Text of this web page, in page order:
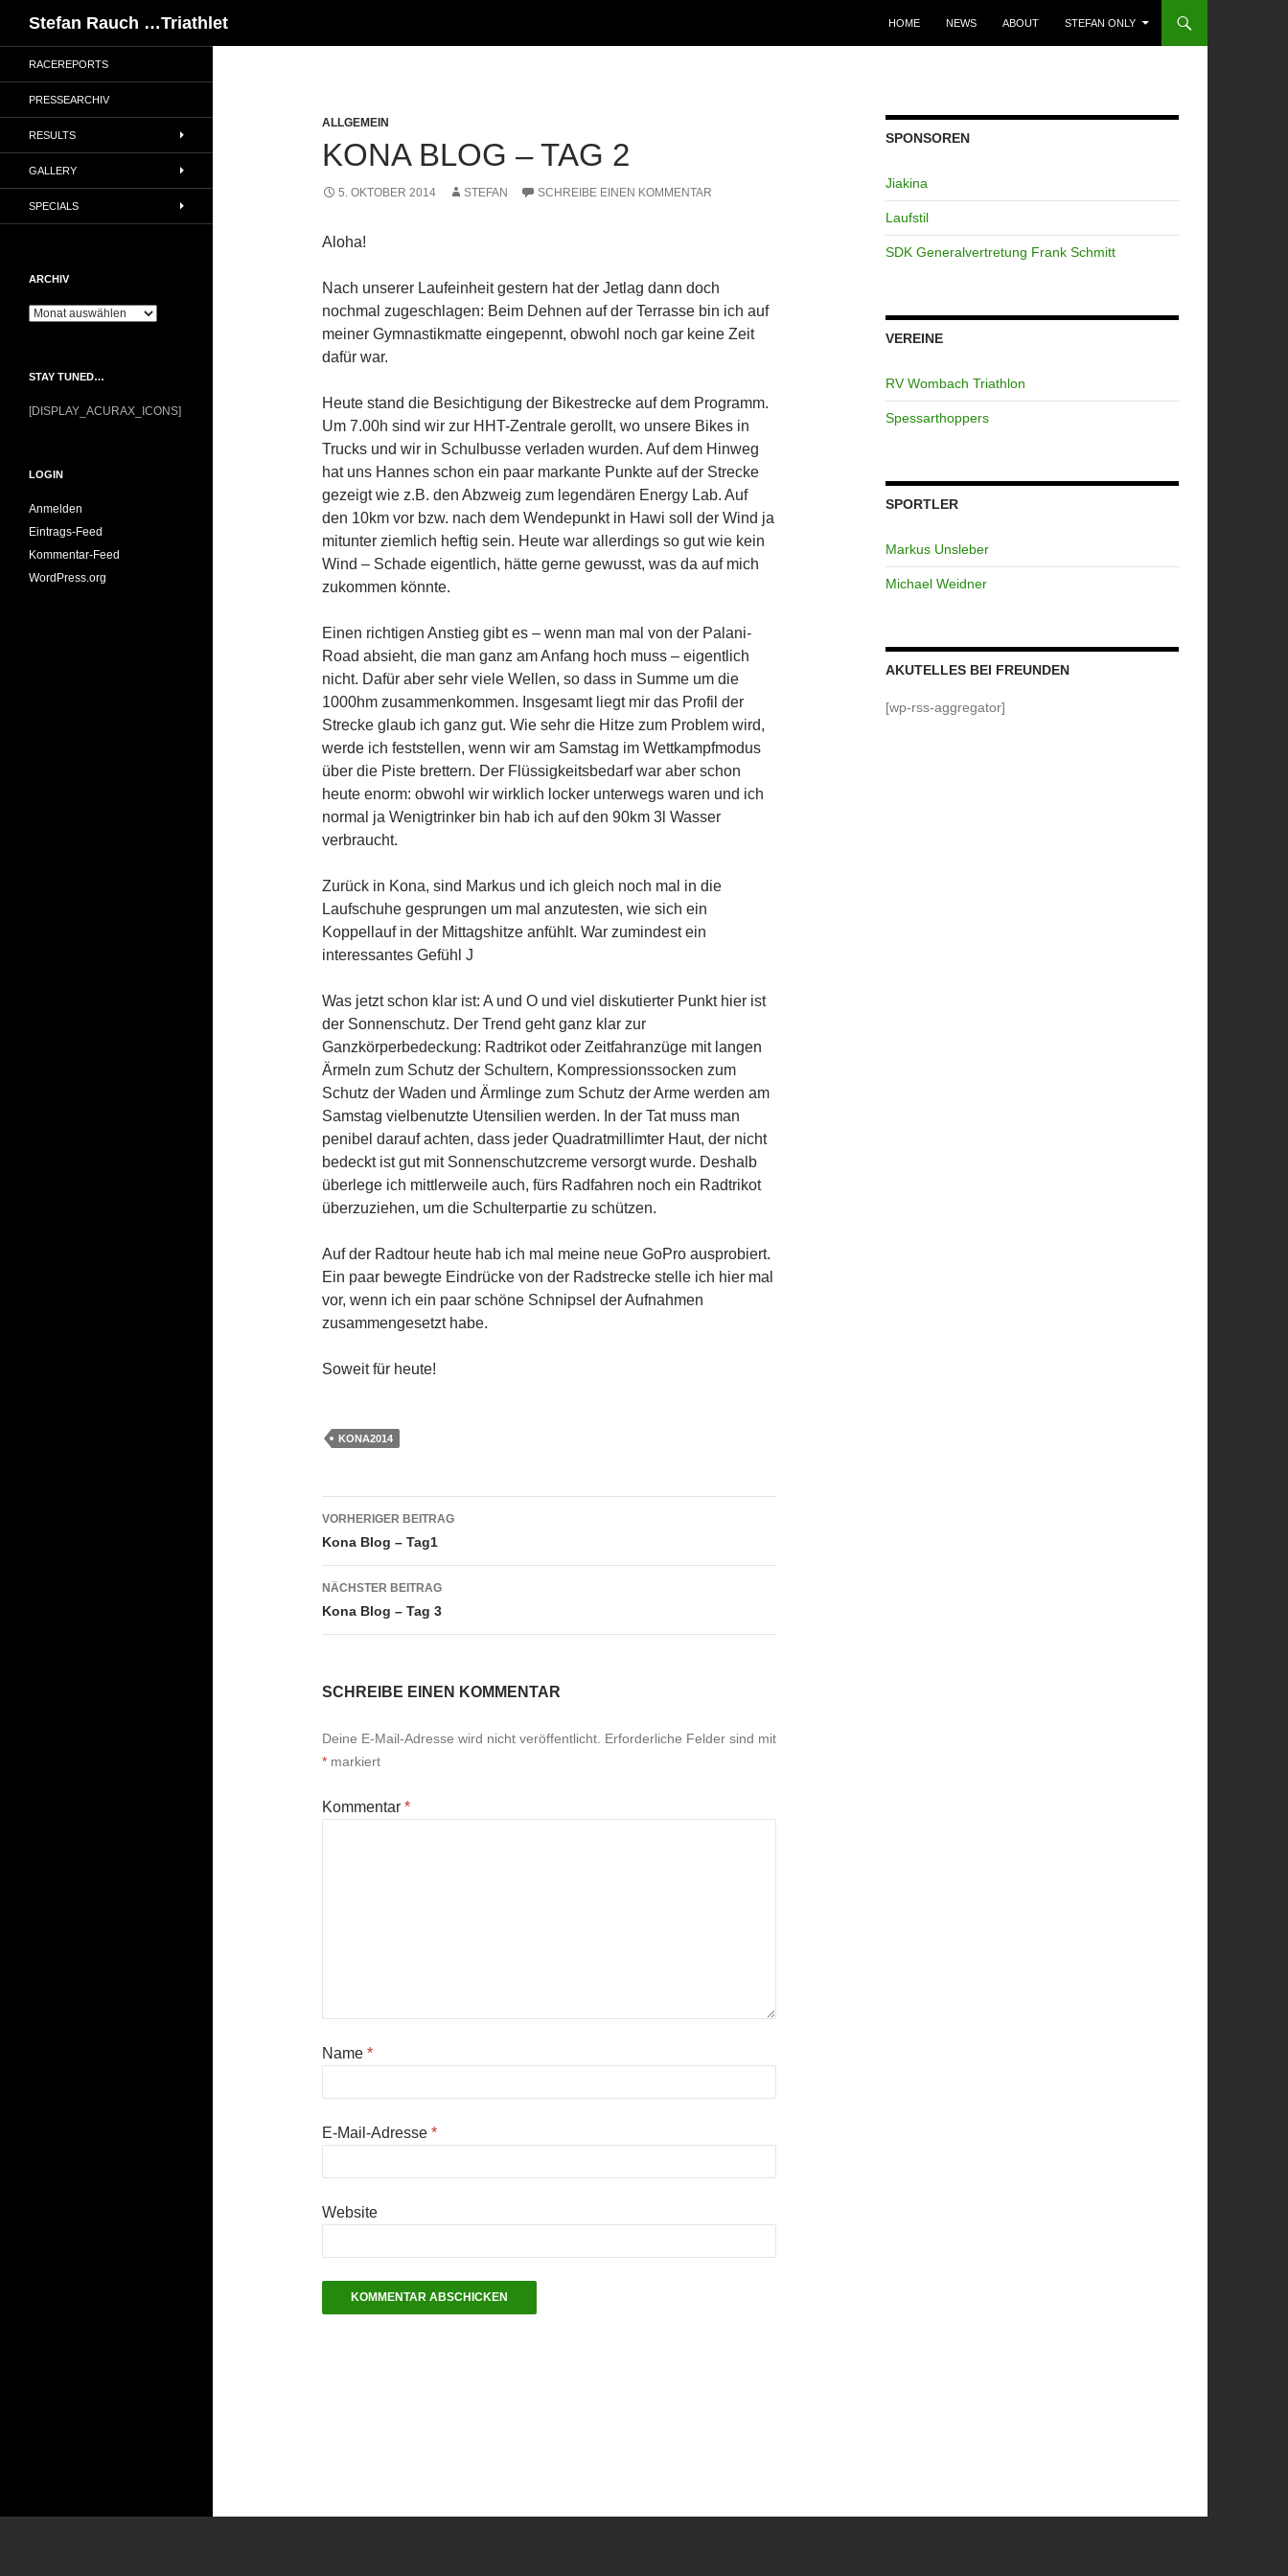
Stefan Rauch …Triathlet
HOME
NEWS ABOUT STEFAN ONLY
ALLGEMEIN
KONA BLOG – TAG 2
5. OKTOBER 2014 STEFAN SCHREIBE EINEN KOMMENTAR
Aloha!
Nach unserer Laufeinheit gestern hat der Jetlag dann doch
nochmal zugeschlagen: Beim Dehnen auf der Terrasse bin ich auf
meiner Gymnastikmatte eingepennt, obwohl noch gar keine Zeit
dafür war.
Heute stand die Besichtigung der Bikestrecke auf dem Programm.
Um 7.00h sind wir zur HHT-Zentrale gerollt, wo unsere Bikes in
Trucks und wir in Schulbusse verladen wurden. Auf dem Hinweg
hat uns Hannes schon ein paar markante Punkte auf der Strecke
gezeigt wie z.B. den Abzweig zum legendären Energy Lab. Auf
den 10km vor bzw. nach dem Wendepunkt in Hawi soll der Wind ja
mitunter ziemlich heftig sein. Heute war allerdings so gut wie kein
Wind – Schade eigentlich, hätte gerne gewusst, was da auf mich
zukommen könnte.
Einen richtigen Anstieg gibt es – wenn man mal von der Palani-
Road absieht, die man ganz am Anfang hoch muss – eigentlich
nicht. Dafür aber sehr viele Wellen, so dass in Summe um die
1000hm zusammenkommen. Insgesamt liegt mir das Profil der
Strecke glaub ich ganz gut. Wie sehr die Hitze zum Problem wird,
werde ich feststellen, wenn wir am Samstag im Wettkampfmodus
über die Piste brettern. Der Flüssigkeitsbedarf war aber schon
heute enorm: obwohl wir wirklich locker unterwegs waren und ich
normal ja Wenigtrinker bin hab ich auf den 90km 3l Wasser
verbraucht.
Zurück in Kona, sind Markus und ich gleich noch mal in die
Laufschuhe gesprungen um mal anzutesten, wie sich ein
Koppellauf in der Mittagshitze anfühlt. War zumindest ein
interessantes Gefühl J
Was jetzt schon klar ist: A und O und viel diskutierter Punkt hier ist
der Sonnenschutz. Der Trend geht ganz klar zur
Ganzkörperbedeckung: Radtrikot oder Zeitfahranzüge mit langen
Ärmeln zum Schutz der Schultern, Kompressionssocken zum
Schutz der Waden und Ärmlinge zum Schutz der Arme werden am
Samstag vielbenutzte Utensilien werden. In der Tat muss man
penibel darauf achten, dass jeder Quadratmillimter Haut, der nicht
bedeckt ist gut mit Sonnenschutzcreme versorgt wurde. Deshalb
überlege ich mittlerweile auch, fürs Radfahren noch ein Radtrikot
überzuziehen, um die Schulterpartie zu schützen.
Auf der Radtour heute hab ich mal meine neue GoPro ausprobiert.
Ein paar bewegte Eindrücke von der Radstrecke stelle ich hier mal
vor, wenn ich ein paar schöne Schnipsel der Aufnahmen
zusammengesetzt habe.
Soweit für heute!
KONA2014
Beitragsnavigation
VORHERIGER BEITRAG
Kona Blog – Tag1
NÄCHSTER BEITRAG
Kona Blog – Tag 3
SCHREIBE EINEN KOMMENTAR
Deine E-Mail-Adresse wird nicht veröffentlicht. Erforderliche Felder sind mit
* markiert
Kommentar *
Name *
E-Mail-Adresse *
Website
SPONSOREN
Jiakina
Laufstil
SDK Generalvertretung Frank Schmitt
VEREINE
RV Wombach Triathlon
Spessarthoppers
SPORTLER
Markus Unsleber
Michael Weidner
AKUTELLES BEI FREUNDEN
[wp-rss-aggregator]
RACEREPORTS
PRESSEARCHIV
RESULTS
GALLERY
SPECIALS
ARCHIV
Archiv
STAY TUNED…
[DISPLAY_ACURAX_ICONS]
LOGIN
Anmelden
Eintrags-Feed
Kommentar-Feed
WordPress.org